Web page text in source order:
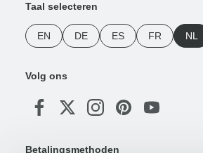
Taal selecteren
EN DE ES FR NL
Volg ons
Betalingsmethoden